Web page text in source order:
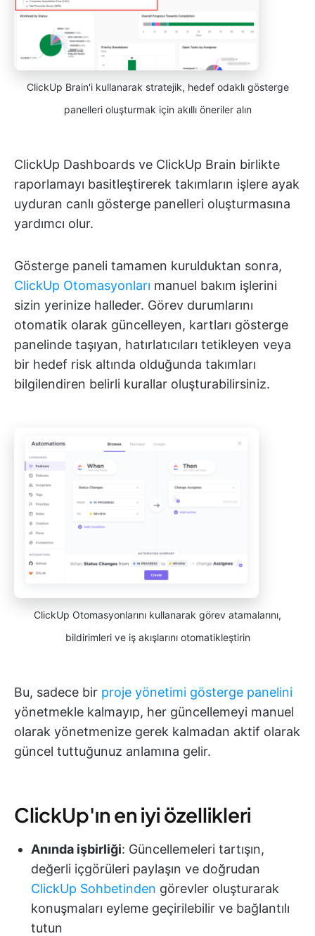
ClickUp Brain'i kullanarak stratejik, hedef odaklı gösterge
panelleri oluşturmak için akıllı öneriler alın
ClickUp Dashboards ve ClickUp Brain birlikte
raporlamayı basitleştirerek takımların işlere ayak
uyduran canlı gösterge panelleri oluşturmasına
yardımcı olur.
Gösterge paneli tamamen kurulduktan sonra,
ClickUp Otomasyonları manuel bakım işlerini
sizin yerinize halleder. Görev durumlarını
otomatik olarak güncelleyen, kartları gösterge
panelinde taşıyan, hatırlatıcıları tetikleyen veya
bir hedef risk altında olduğunda takımları
bilgilendiren belirli kurallar oluşturabilirsiniz.
ClickUp Otomasyonlarını kullanarak görev atamalarını,
bildirimleri ve iş akışlarını otomatikleştirin
Bu, sadece bir proje yönetimi gösterge panelini
yönetmekle kalmayıp, her güncellemeyi manuel
olarak yönetmenize gerek kalmadan aktif olarak
güncel tuttuğunuz anlamına gelir.
ClickUp'ın en iyi özellikleri
Anında işbirliği: Güncellemeleri tartışın,
değerli içgörüleri paylaşın ve doğrudan
ClickUp Sohbetinden görevler oluşturarak
konuşmaları eyleme geçirilebilir ve bağlantılı
tutun